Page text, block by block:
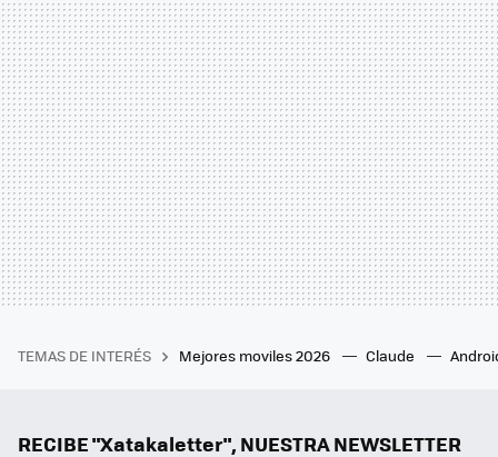
TEMAS DE INTERÉS Mejores moviles 2026 Claude
RECIBE "Xatakaletter", NUESTRA NEWSLETTER